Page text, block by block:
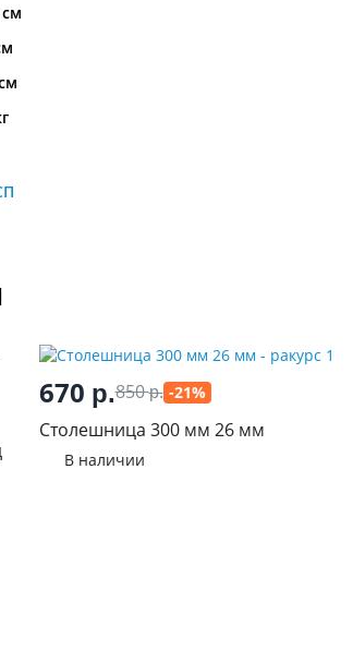
670 р.850р. -21%
Столешница 300 мм 26 мм
В наличии